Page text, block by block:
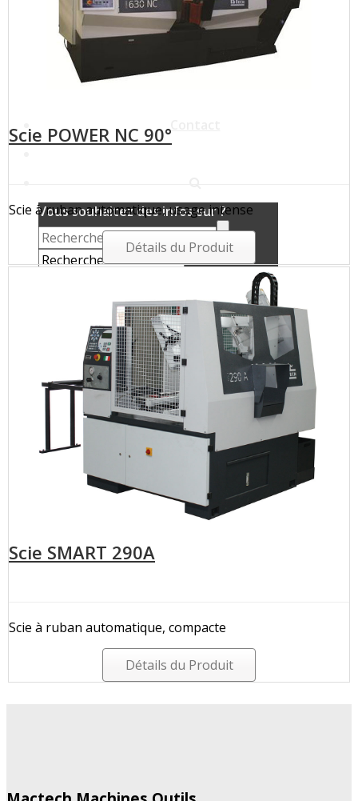
Vidéos
Machines-Outils
Robots
Contact
Vous souhaitez des infos sur ?
Scie POWER NC 90°
Scie à ruban automatique, usage intense
Détails du Produit
Scie SMART 290A
Scie à ruban automatique, compacte
Détails du Produit